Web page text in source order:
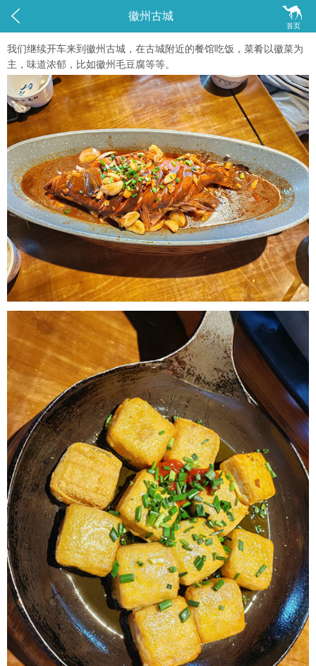
 
首页
徽州古城
我们继续开车来到徽州古城，在古城附近的餐馆吃饭，菜肴以徽菜为
主，味道浓郁，比如徽州毛豆腐等等。